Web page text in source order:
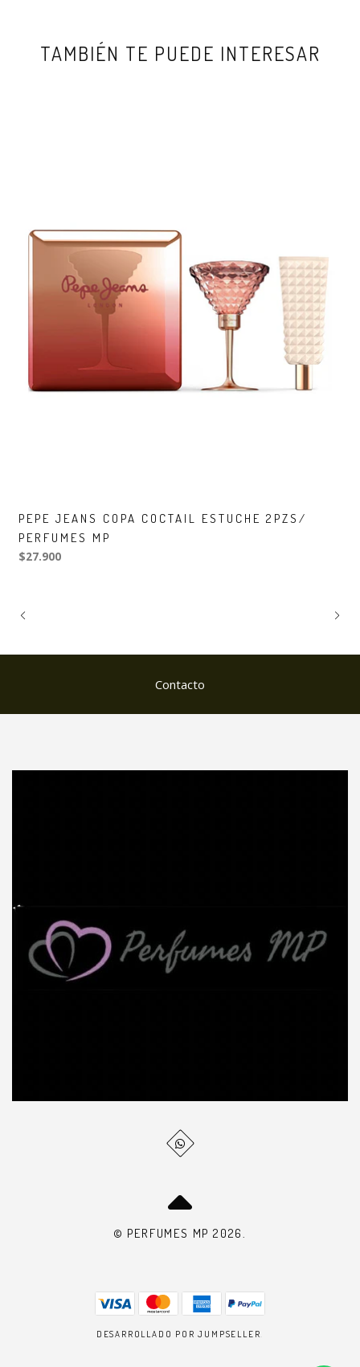
TAMBIÉN TE PUEDE INTERESAR
PEPE JEANS COPA COCTAIL ESTUCHE 2PZS/
PERFUMES MP
$27.900
Contacto
© PERFUMES MP 2026.
DESARROLLADO POR JUMPSELLER